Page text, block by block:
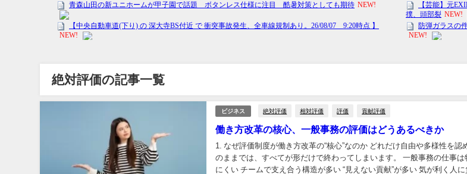
絶対評価の記事一覧
ビジネス 絶対評価 相対評価 評価 貢献評価
働き方改革の核心、一般事務の評価はどうあるべきか
1. なぜ評価制度が働き方改革の“核心”なのか どれだけ自由や多様性を認
のままでは、すべてが形だけで終わってしまいます。 一般事務の仕事は
にくい チームで支え合う構造が多い “見えない貢献”が多い 気が利く人に